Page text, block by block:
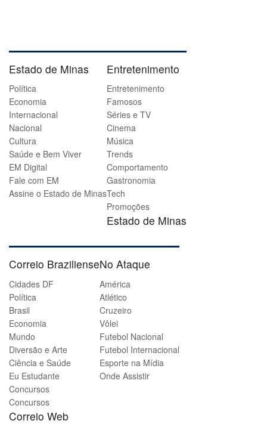
Estado de Minas
Política
Economia
Internacional
Nacional
Cultura
Saúde e Bem Viver
EM Digital
Fale com EM
Assine o Estado de Minas
Entretenimento
Entretenimento
Famosos
Séries e TV
Cinema
Música
Trends
Comportamento
Gastronomia
Tech
Promoções
Estado de Minas
Correio Braziliense
Cidades DF
Política
Brasil
Economia
Mundo
Diversão e Arte
Ciência e Saúde
Eu Estudante
Concursos
Concursos
Correio Web
No Ataque
América
Atlético
Cruzeiro
Vôlei
Futebol Nacional
Futebol Internacional
Esporte na Mídia
Onde Assistir